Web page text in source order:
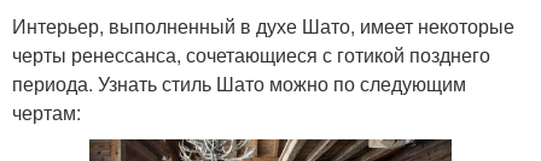
Интерьер, выполненный в духе Шато, имеет некоторые
черты ренессанса, сочетающиеся с готикой позднего
периода. Узнать стиль Шато можно по следующим
чертам: